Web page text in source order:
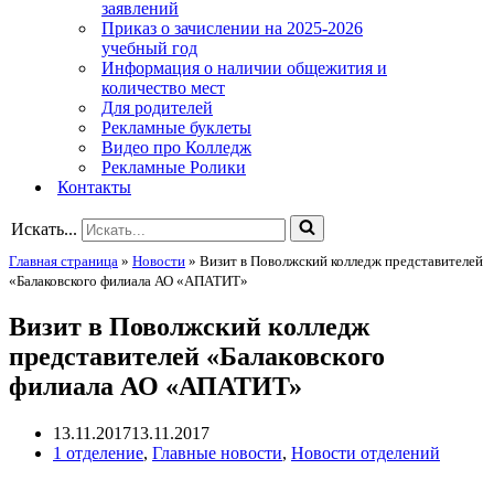
заявлений
Приказ о зачислении на 2025-2026
учебный год
Информация о наличии общежития и
количество мест
Для родителей
Рекламные буклеты
Видео про Колледж
Рекламные Ролики
Контакты
Искать...
Главная страница » Новости » Визит в Поволжский колледж представителей
«Балаковского филиала АО «АПАТИТ»
Визит в Поволжский колледж
представителей «Балаковского
филиала АО «АПАТИТ»
13.11.201713.11.2017
1 отделение, Главные новости, Новости отделений